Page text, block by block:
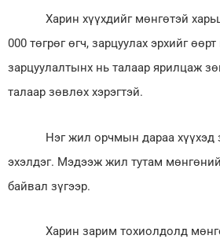
Харин хүүхдийг мөнгөтэй
000 төгрөг өгч, зарцуулах эрхийг
зарцуулалтынх нь талаар ярилцаж
талаар зөвлөх хэрэгтэй.
Нэг жил орчмын дараа хүүхэд
эхэлдэг. Мэдээж жил тутам
байвал зүгээр.
Харин зарим тохиолдолд